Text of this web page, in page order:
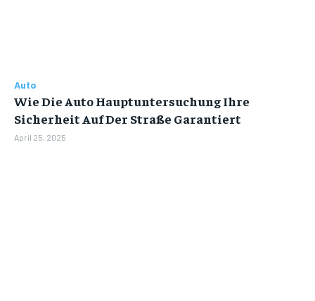
Auto
Wie Die Auto Hauptuntersuchung Ihre
Sicherheit Auf Der Straße Garantiert
April 25, 2025